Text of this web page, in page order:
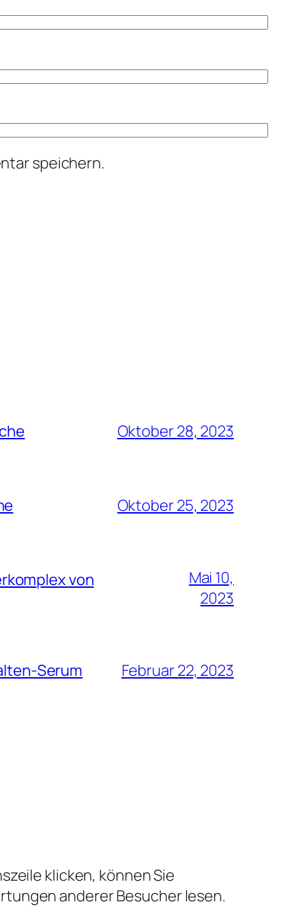
speichern.
Oktober 28, 2023
Oktober 25, 2023
von
Mai 10,
2023
Serum Februar 22, 2023
klicken, können Sie
anderer Besucher lesen.